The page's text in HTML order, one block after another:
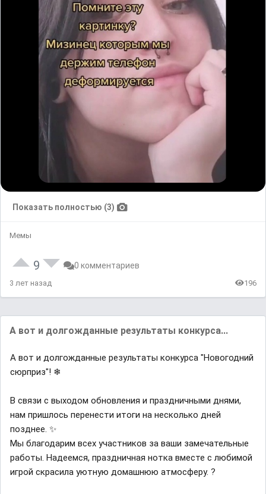
Показать полностью (3)
Мемы
9 0 комментариев
3 лет назад 196
А вот и долгожданные результаты конкурса...
А вот и долгожданные результаты конкурса "Новогодний
сюрприз"! ❄
В связи с выходом обновления и праздничными днями,
нам пришлось перенести итоги на несколько дней
позднее. ✨
Мы благодарим всех участников за ваши замечательные
работы. Надеемся, праздничная нотка вместе с любимой
игрой скрасила уютную домашнюю атмосферу. ?